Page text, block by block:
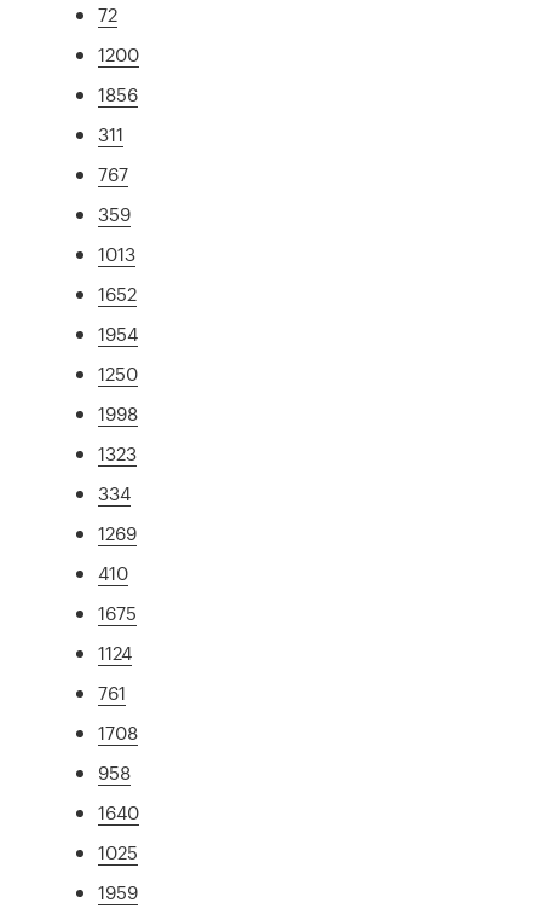
72
1200
1856
311
767
359
1013
1652
1954
1250
1998
1323
334
1269
410
1675
1124
761
1708
958
1640
1025
1959